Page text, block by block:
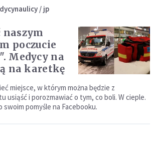
/ jp
naszym
poczucie
Medycy na
na karetkę
miejsce, w którym można będzie z
usiąść i porozmawiać o tym, co boli. W cieple.
swoim pomyśle na Facebooku.